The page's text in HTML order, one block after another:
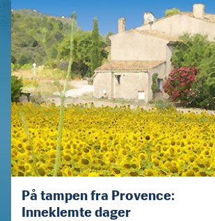
På tampen fra Provence:
Inneklemte dager